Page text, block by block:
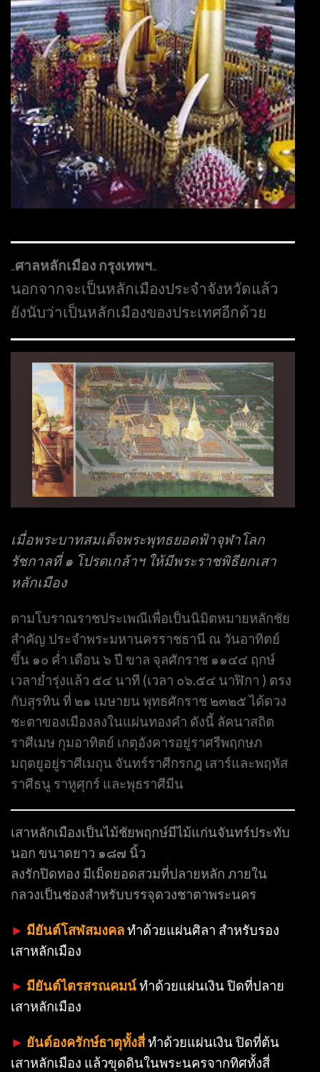
..ศาลหลักเมือง กรุงเทพฯ..
นอกจากจะเป็นหลักเมืองประจำจังหวัดแล้ว
ยังนับว่าเป็นหลักเมืองของประเทศอีกด้วย
เมื่อพระบาทสมเด็จพระพุทธยอดฟ้าจุฬาโลก
รัชกาลที่ ๑ โปรดเกล้าฯ ให้มีพระราชพิธียกเสา
หลักเมือง
ตามโบราณราชประเพณีเพื่อเป็นนิมิตหมายหลักชัย
สำคัญ ประจำพระมหานครราชธานี ณ วันอาทิตย์
ขึ้น ๑๐ ค่ำ เดือน ๖ ปี ขาล จุลศักราช ๑๑๔๔ ฤกษ์
เวลาย่ำรุ่งแล้ว ๕๔ นาที (เวลา ๐๖.๕๔ นาฬิกา ) ตรง
กับสุรทิน ที่ ๒๑ เมษายน พุทธศักราช ๒๓๒๕ ได้ดวง
ชะตาของเมืองลงในแผ่นทองคำ ดังนี้ ลัคนาสถิต
ราศีเมษ กุมอาทิตย์ เกตุอังคารอยู่ราศรีพฤกษภ
มฤตยูอยู่ราศีเมถุน จันทร์ราศีกรกฎ เสาร์และพฤหัส
ราศีธนู ราหูศุกร์ และพุธราศีมีน
เสาหลักเมืองเป็นไม้ชัยพฤกษ์มีไม้แก่นจันทร์ประทับ
นอก ขนาดยาว ๑๘๗ นิ้ว
ลงรักปิดทอง มีเม็ดยอดสวมที่ปลายหลัก ภายใน
กลวงเป็นช่องสำหรับบรรจุดวงชาตาพระนคร
► มียันต์โสฬสมงคลทำด้วยแผ่นศิลา สำหรับรอง
เสาหลักเมือง
► มียันต์ไตรสรณคมน์ทำด้วยแผ่นเงิน ปิดที่ปลาย
เสาหลักเมือง
► ยันต์องครักษ์ธาตุทั้งสี่ทำด้วยแผ่นเงิน ปิดที่ต้น
เสาหลักเมือง แล้วขุดดินในพระนครจากทิศทั้งสี่